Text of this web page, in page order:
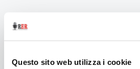
Questo sito web utilizza i cookie
1.
racconti sulla pittura”